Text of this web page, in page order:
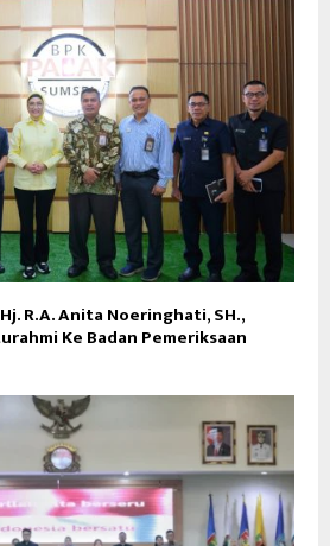
R.A. Anita Noeringhati, SH.,
Ke Badan Pemeriksaan